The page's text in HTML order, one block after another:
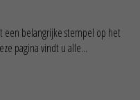
een belangrijke stempel op het
pagina vindt u alle...